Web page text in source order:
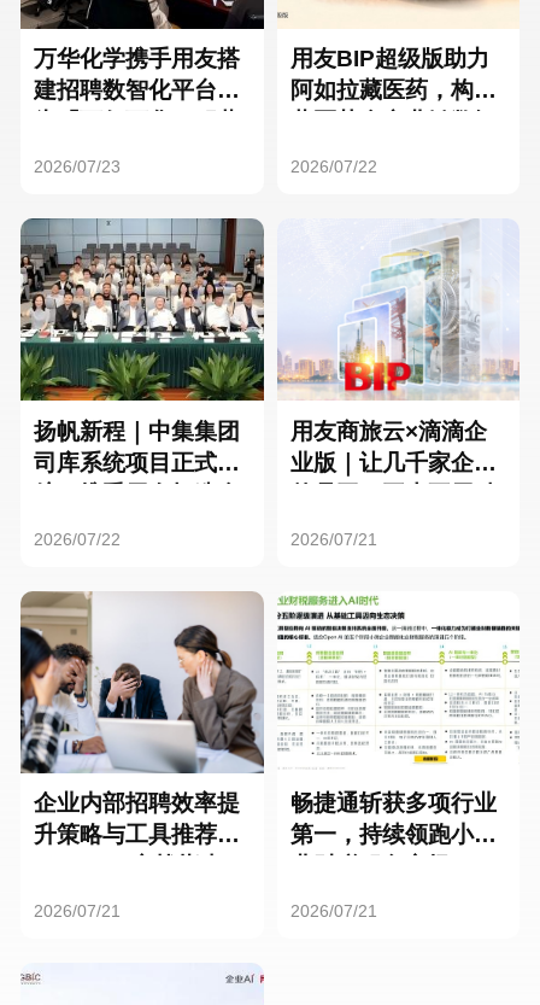
万华化学携手用友搭
建招聘数智化平台，
2026/07/23
用友BIP超级版助力
阿如拉藏医药，构建
2026/07/22
扬帆新程｜中集集团
司库系统项目正式启
2026/07/22
用友商旅云×滴滴企
业版｜让几千家企业
2026/07/21
企业内部招聘效率提
升策略与工具推荐：
2026/07/21
畅捷通斩获多项行业
第一，持续领跑小微
2026/07/21